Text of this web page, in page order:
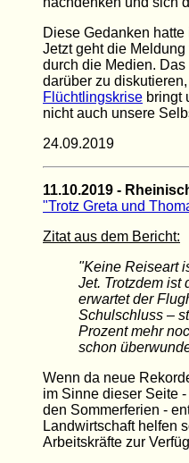
Diese Gedanken
Jetzt geht die Meldung
durch die Medien.
darüber zu
Flüchtlingskrise bringt
nicht auch unsere
24.09.2019
11.10.2019 -
"Trotz Greta und
Zitat aus dem Bericht:
"Keine Reiseart
Jet. Trotzdem ist
erwartet der
Schulschluss –
Prozent mehr
schon
Wenn da neue
im Sinne dieser Seite
den Sommerferien -
Landwirtschaft helfen
Arbeitskräfte zur